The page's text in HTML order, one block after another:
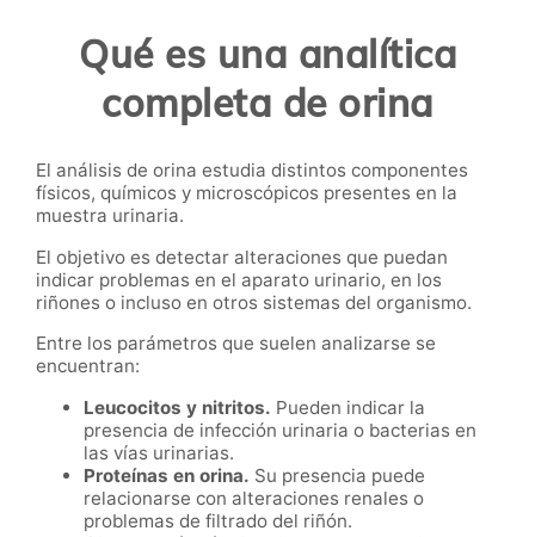
Qué es una analítica
completa de orina
El análisis de orina estudia distintos componentes
físicos, químicos y microscópicos presentes en la
muestra urinaria.
El objetivo es detectar alteraciones que puedan
indicar problemas en el aparato urinario, en los
riñones o incluso en otros sistemas del organismo.
Entre los parámetros que suelen analizarse se
encuentran:
Leucocitos y nitritos. Pueden indicar la
presencia de infección urinaria o bacterias en
las vías urinarias.
Proteínas en orina. Su presencia puede
relacionarse con alteraciones renales o
problemas de filtrado del riñón.